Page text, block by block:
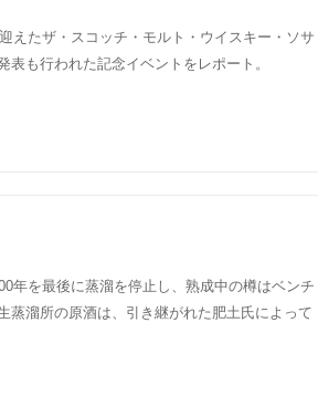
えたザ・スコッチ・モルト・ウイスキー・ソサ
も行われた記念イベントをレポート。
年を最後に蒸溜を停止し、熟成中の樽はベンチ
蒸溜所の原酒は、引き継がれた肥土氏によって